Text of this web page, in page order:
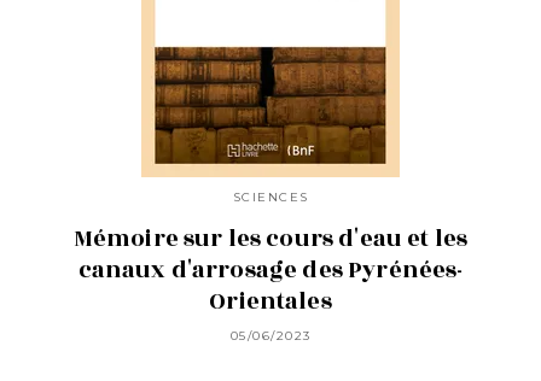
SCIENCES
Mémoire sur les cours d'eau et les
canaux d'arrosage des Pyrénées-
Orientales
05/06/2023